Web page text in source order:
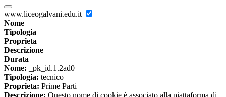
www.liceogalvani.edu.it
Nome
Tipologia
Proprieta
Descrizione
Durata
Nome: _pk_id.1.2ad0
Tipologia: tecnico
Proprieta: Prime Parti